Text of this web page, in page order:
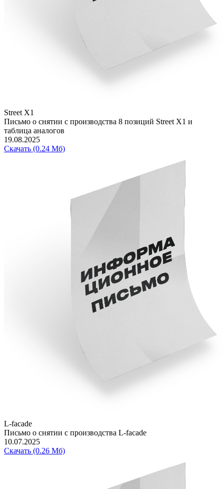
Street X1
Письмо о снятии с производства 8 позиций Street X1 и
таблица аналогов
19.08.2025
Скачать (0.24 Мб)
L-facade
Письмо о снятии с производства L-facade
10.07.2025
Скачать (0.26 Мб)